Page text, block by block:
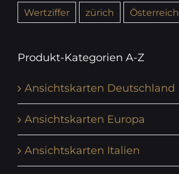
Wertziffer zürich Österreich
Produkt-Kategorien A-Z
Ansichtskarten Deutschland
Ansichtskarten Europa
Ansichtskarten Italien